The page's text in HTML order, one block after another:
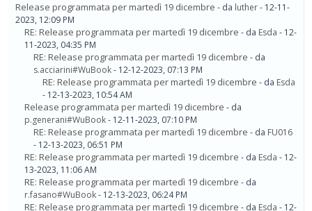
Release programmata per martedì 19 dicembre - da luther- 12-11-
2023, 12:09 PM
RE: Release programmata per martedì 19 dicembre - da Esda - 12-
11-2023, 04:35 PM
RE: Release programmata per martedì 19 dicembre - da
s.acciarini#WuBook- 12-12-2023, 07:13 PM
RE: Release programmata per martedì 19 dicembre - da Esda
- 12-13-2023, 10:54 AM
Release programmata per martedì 19 dicembre - da
p.generani#WuBook- 12-11-2023, 07:10 PM
RE: Release programmata per martedì 19 dicembre - da FU016
- 12-13-2023, 06:51 PM
RE: Release programmata per martedì 19 dicembre - da Esda - 12-
13-2023, 11:06 AM
RE: Release programmata per martedì 19 dicembre - da
r.fasano#WuBook- 12-13-2023, 06:24 PM
RE: Release programmata per martedì 19 dicembre - da Esda - 12-